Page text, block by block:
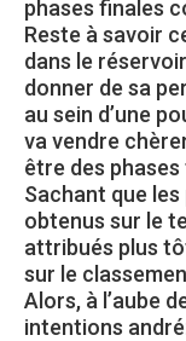
phases finales
Reste à savoir
dans le
donner de sa
au sein d’une
va vendre
être des
Sachant que
obtenus sur le
attribués plus
sur le
Alors, à l’aube
intentions